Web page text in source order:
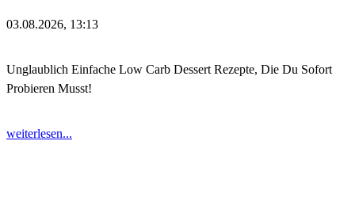
03.08.2026, 13:13
Unglaublich Einfache Low Carb Dessert Rezepte, Die Du Sofort
Probieren Musst!
weiterlesen...